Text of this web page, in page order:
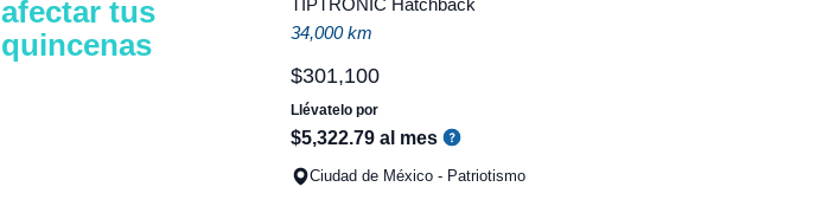
afectar tus
quincenas
34,000 km
$301,100
Llévatelo por
$5,322.79 al mes
Ciudad de México - Patriotismo